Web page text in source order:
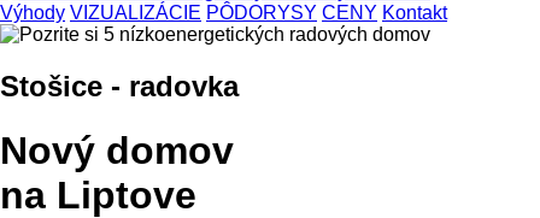
Výhody VIZUALIZÁCIE PÔDORYSY CENY Kontakt
Stošice - radovka
Nový domov
na Liptove